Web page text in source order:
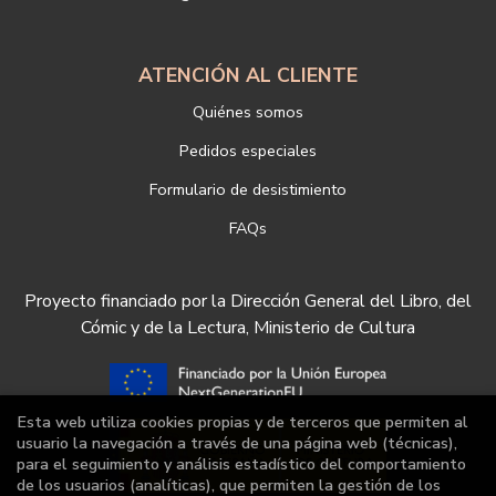
ATENCIÓN AL CLIENTE
Quiénes somos
Pedidos especiales
Formulario de desistimiento
FAQs
Proyecto financiado por la Dirección General del Libro, del
Cómic y de la Lectura, Ministerio de Cultura
Esta web utiliza cookies propias y de terceros que permiten al
usuario la navegación a través de una página web (técnicas),
para el seguimiento y análisis estadístico del comportamiento
de los usuarios (analíticas), que permiten la gestión de los